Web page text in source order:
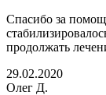
Спасибо за
продолжать
29.02.2020
Олег Д.